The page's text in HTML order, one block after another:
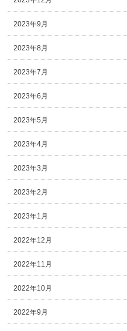
2023年9月
2023年8月
2023年7月
2023年6月
2023年5月
2023年4月
2023年3月
2023年2月
2023年1月
2022年12月
2022年11月
2022年10月
2022年9月